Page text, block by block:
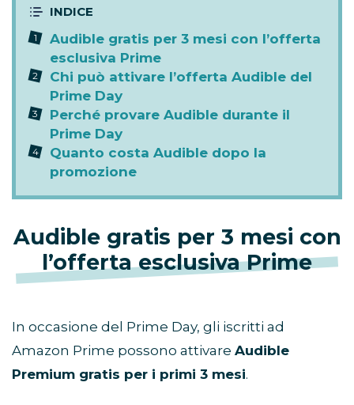
Audible gratis per 3 mesi con l’offerta
esclusiva Prime
Chi può attivare l’offerta Audible del
Prime Day
Perché provare Audible durante il
Prime Day
Quanto costa Audible dopo la
promozione
Audible gratis per 3 mesi con
l’offerta esclusiva Prime
In occasione del Prime Day, gli iscritti ad
Amazon Prime possono attivare Audible
Premium gratis per i primi 3 mesi.